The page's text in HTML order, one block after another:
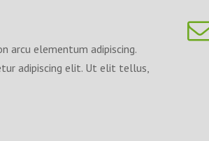
arcu elementum adipiscing.
adipiscing elit. Ut elit tellus,